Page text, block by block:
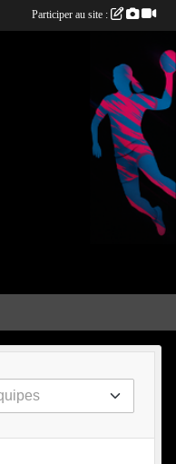
Participer au site :